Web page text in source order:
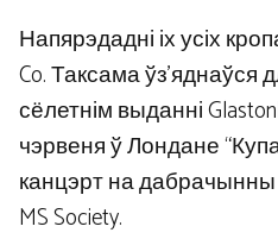
Напярэдадні іх усіх
Co. Таксама ўз’яднаўся
сёлетнім выданні
чэрвеня ў Лондане
канцэрт на
MS Society.